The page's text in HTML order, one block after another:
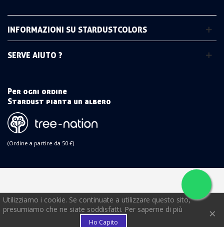
INFORMAZIONI SU STARDUSTCOLORS
SERVE AIUTO ?
Per ogni ordine
Stardust pianta un albero
(Ordine a partire da 50 €)
€
Utilizziamo i cookie. Se continuate a utilizzare questo sito,
presumiamo che ne siate soddisfatti. Per saperne di più
Ho Capito
×